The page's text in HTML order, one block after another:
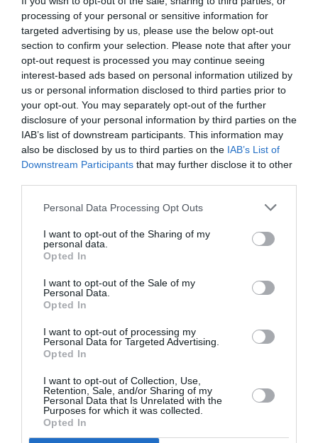
processing of your personal or sensitive information for
targeted advertising by us, please use the below opt-out
section to confirm your selection. Please note that after your
opt-out request is processed you may continue seeing
interest-based ads based on personal information utilized by
us or personal information disclosed to third parties prior to
your opt-out. You may separately opt-out of the further
disclosure of your personal information by third parties on the
IAB’s list of downstream participants. This information may
also be disclosed by us to third parties on the IAB’s List of
Downstream Participants that may further disclose it to other
Personal Data Processing Opt Outs
I want to opt-out of the Sharing of my
personal data.
Opted In
I want to opt-out of the Sale of my
Personal Data.
Opted In
I want to opt-out of processing my
Personal Data for Targeted Advertising.
Opted In
I want to opt-out of Collection, Use,
Retention, Sale, and/or Sharing of my
Personal Data that Is Unrelated with the
Purposes for which it was collected.
Opted In
ΑΠΟ: 25/04/2024 ΕΩΣ:
25/05/2024
Βασιλική Κούκου
– Where flowers
are singing:
Ατομική έκθεση
στην Γκαλερί
Ζουμπουλάκη
Έκθεση στην
Γκαλερί
Ζουμπουλάκη
ΑΠΟ: 29/02/2024 ΕΩΣ:
Μανώλης Χάρος –
Ο αιωρούμενος
χρόνος που τον
βλέπεις: Νέα
έκθεση
ζωγραφικής στην
Γκαλερί
ΑΠΟ: 30/01/2024 ΕΩΣ:
Γιάννης
Αδαμάκης –
Passepartout:
γκαλερί
Ζουμπουλάκη